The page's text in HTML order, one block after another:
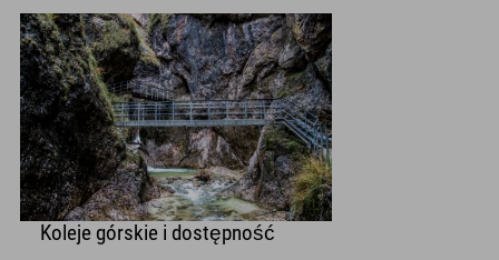
Koleje górskie i dostępność